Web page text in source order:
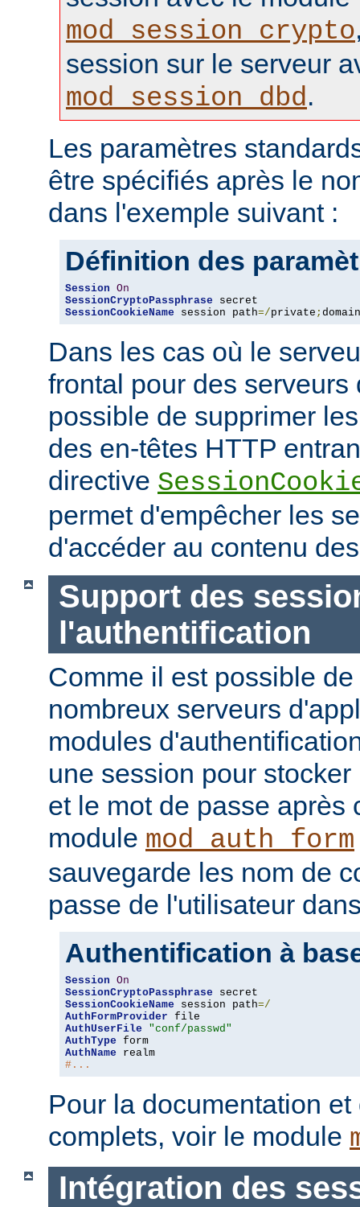
mod_session_crypto
session sur le serveur
mod_session_dbd.
Les paramètres
être spécifiés après le
dans l'exemple suivant :
Définition des
Session On
SessionCryptoPassphrase
SessionCookieName session path=/private ; domain
Dans les cas où le
frontal pour des
possible de supprimer
des en-têtes HTTP
directive
permet d'empêcher les
d'accéder au contenu
Support des
l'authentification
Comme il est possible
nombreux serveurs
modules
une session pour
et le mot de passe après
module mod_auth_form
sauvegarde les nom de
passe de l'utilisateur
Authentification à
Session On
SessionCryptoPassphrase
SessionCookieName session path=/
AuthFormProvider
AuthUserFile
"conf/passwd"
AuthType
AuthName
#...
Pour la documentation
complets, voir le module
Intégration des